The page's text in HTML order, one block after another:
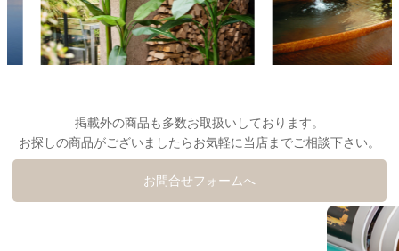
掲載外の商品も多数お取扱いしております。
お探しの商品がございましたらお気軽に当店までご相談下さい。
お問合せフォームへ